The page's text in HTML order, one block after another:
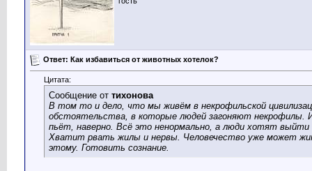
Ответ: Как избавиться от животных хотелок?
Цитата:
Сообщение от тихонова
В том то и дело, что мы живём в некрофильской
обстоятельства, в которые людей загоняют некрофилы.
пьёт, наверно. Всё это ненормально, а люди хотят выйти
Хватит рвать жилы и нервы. Человечество уже может
этому. Готовить сознание.